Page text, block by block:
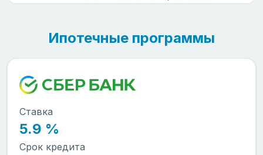
Ипотечные программы
Ставка
5.9 %
Срок кредита